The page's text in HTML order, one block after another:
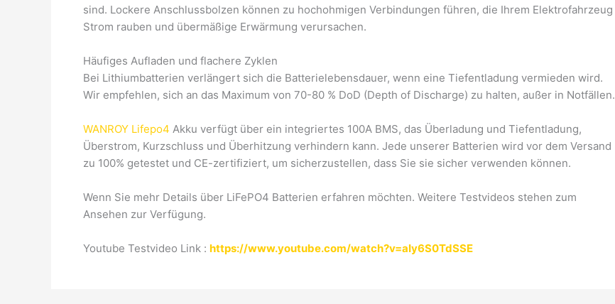
sind. Lockere Anschlussbolzen können zu hochohmigen Verbindungen führen, die Ihrem Elektrofahrzeug
Strom rauben und übermäßige Erwärmung verursachen.
Häufiges Aufladen und flachere Zyklen
Bei Lithiumbatterien verlängert sich die Batterielebensdauer, wenn eine Tiefentladung vermieden wird.
Wir empfehlen, sich an das Maximum von 70-80 % DoD (Depth of Discharge) zu halten, außer in Notfällen.
WANROY Lifepo4 Akku verfügt über ein integriertes 100A BMS, das Überladung und Tiefentladung,
Überstrom, Kurzschluss und Überhitzung verhindern kann. Jede unserer Batterien wird vor dem Versand
zu 100% getestet und CE-zertifiziert, um sicherzustellen, dass Sie sie sicher verwenden können.
Wenn Sie mehr Details über LiFePO4 Batterien erfahren möchten. Weitere Testvideos stehen zum
Ansehen zur Verfügung.
Youtube Testvideo Link : https://www.youtube.com/watch?v=aIy6S0TdSSE